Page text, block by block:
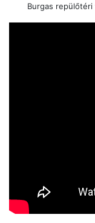
Burgas